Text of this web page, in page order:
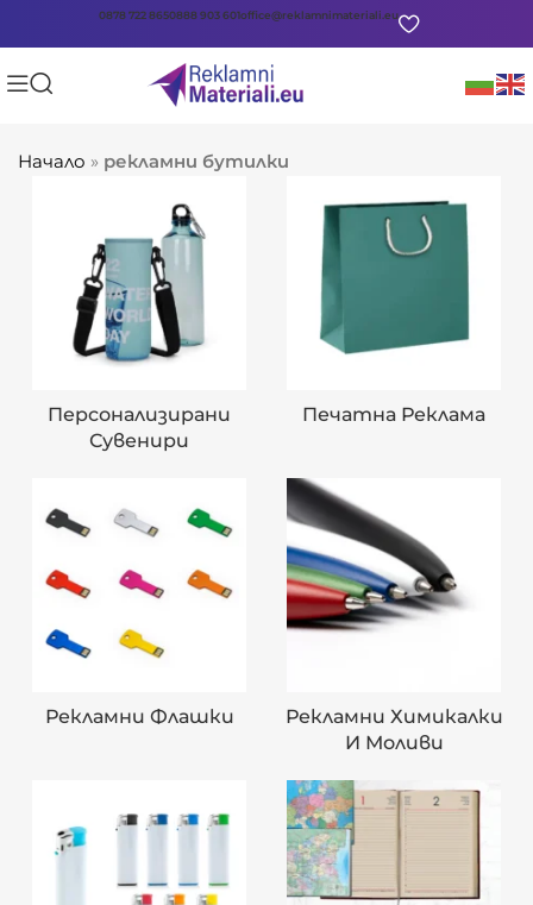
0878 722 8650888 903 601office@reklamnimateriali.eu
Начало » рекламни бутилки
Персонализирани
Сувенири
Печатна Реклама
Рекламни Флашки
Рекламни Химикалки
И Моливи